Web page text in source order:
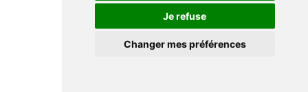
Je refuse
Changer mes préférences